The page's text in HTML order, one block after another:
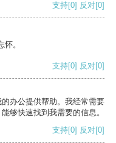
支持[0] 反对[0]
。
支持[0] 反对[0]
办公提供帮助。我经常需要
够快速找到我需要的信息。
支持[0] 反对[0]